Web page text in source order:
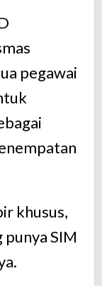
pegawai
khusus,
SIM